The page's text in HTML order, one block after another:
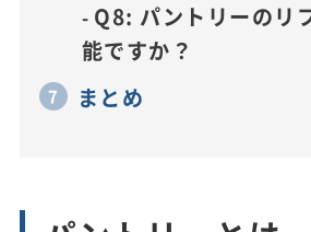
Q8: パントリーのリ
能ですか？
まとめ